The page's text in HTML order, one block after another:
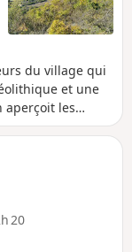
du village qui
et une
aperçoit les
20